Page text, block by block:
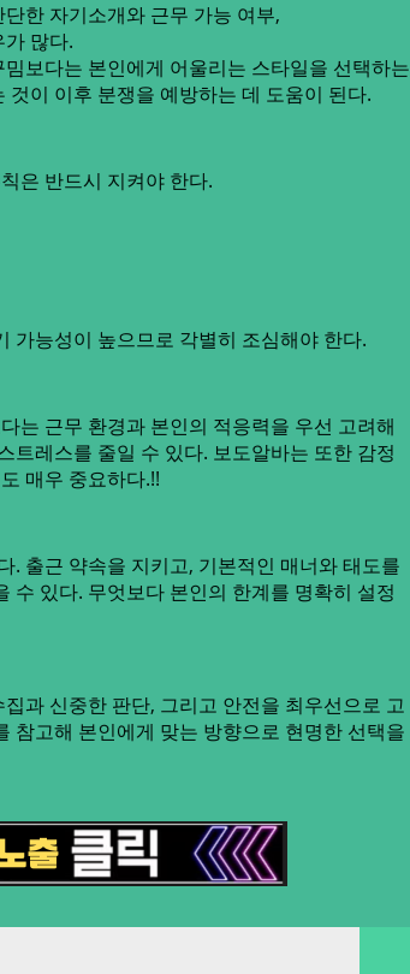
한 자기소개와 근무 가능 여부,
많다.
보다는 본인에게 어울리는 스타일을 선택하는
이 이후 분쟁을 예방하는 데 도움이 된다.
은 반드시 지켜야 한다.
가능성이 높으므로 각별히 조심해야 한다.
는 근무 환경과 본인의 적응력을 우선 고려해
트레스를 줄일 수 있다. 보도알바는 또한 감정
매우 중요하다.!!
. 출근 약속을 지키고, 기본적인 매너와 태도를
수 있다. 무엇보다 본인의 한계를 명확히 설정
과 신중한 판단, 그리고 안전을 최우선으로 고
참고해 본인에게 맞는 방향으로 현명한 선택을